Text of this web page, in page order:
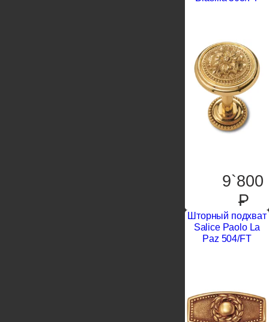
9`800
P
Шторный подхват
Salice Paolo La
Paz 504/FT